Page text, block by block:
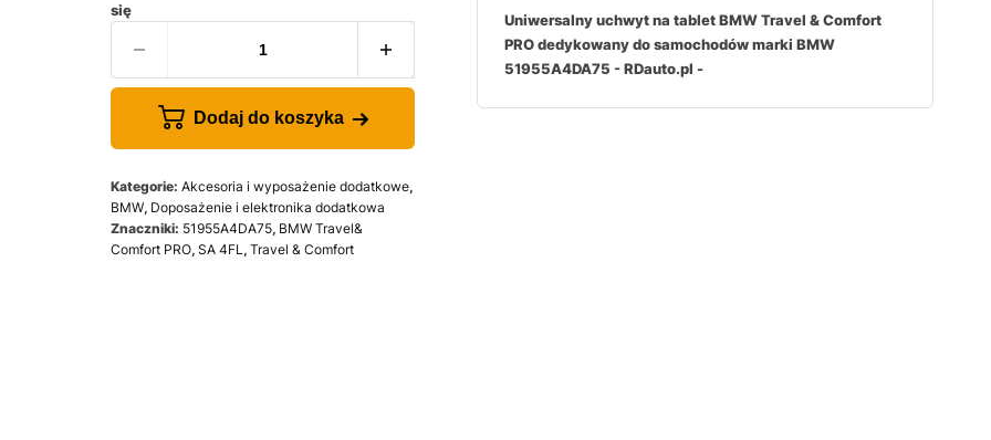
się
Dodaj do koszyka
Kategorie: Akcesoria i wyposażenie dodatkowe,
BMW, Doposażenie i elektronika dodatkowa
Znaczniki: 51955A4DA75, BMW Travel&
Comfort PRO, SA 4FL, Travel & Comfort
Uniwersalny uchwyt na tablet BMW Travel & Comfort
PRO dedykowany do samochodów marki BMW
51955A4DA75 - RDauto.pl -